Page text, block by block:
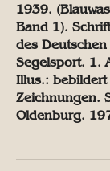
1939.
Band 1).
des
Segelsport. 1.
Illus.: bebildert
Zeichnungen.
Oldenburg.